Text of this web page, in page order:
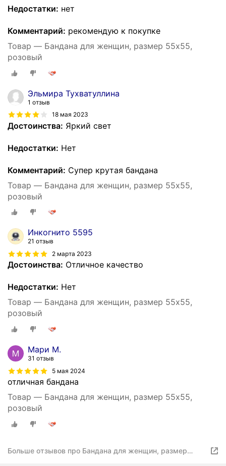
Недостатки: нет
Комментарий: рекомендую к покупке
Товар — Бандана для женщин, размер 55х55,
розовый
Эльмира Тухватуллина
1 отзыв
18 мая 2023
Достоинства: Яркий свет
Недостатки: Нет
Комментарий: Супер крутая бандана
Товар — Бандана для женщин, размер 55х55,
розовый
Инкогнито 5595
21 отзыв
2 марта 2023
Достоинства: Отличное качество
Недостатки: Нет
Товар — Бандана для женщин, размер 55х55,
розовый
Мари М.
31 отзыв
5 мая 2024
отличная бандана
Товар — Бандана для женщин, размер 55х55,
розовый
Больше отзывов про Бандана для женщин, размер